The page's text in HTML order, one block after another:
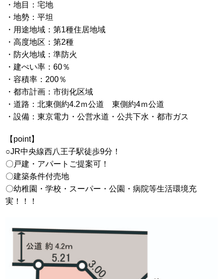
・地目：宅地
・地勢：平坦
・用途地域：第1種住居地域
・高度地区：第2種
・防火地域：準防火
・建ぺい率：60％
・容積率：200％
・都市計画：市街化区域
・道路：北東側約4.2ｍ公道 東側約4ｍ公道
・設備：東京電力・公営水道・公共下水・都市ガス
【point】
○JR中央線西八王子駅徒歩9分！
〇戸建・アパートご提案可！
〇建築条件付売地
〇幼稚園・学校・スーパー・公園・病院等生活環境充
実！！！